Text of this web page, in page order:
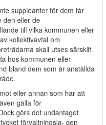
suppleanter för dem får
den eller de
till vilka kommunen eller
kollektivavtal om
skall utses särskilt
hos kommunen eller
bland dem som är anställda
eller annan som har att
gälla för
görs det undantaget
förvaltningsla- gen